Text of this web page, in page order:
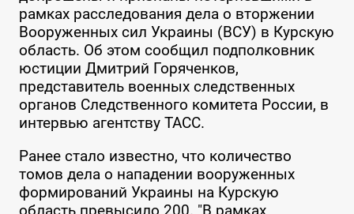
рамках расследования дела о вторжении
Вооруженных сил Украины (ВСУ) в Курскую
область. Об этом сообщил подполковник
юстиции Дмитрий Горяченков,
представитель военных следственных
органов Следственного комитета России, в
интервью агентству ТАСС.
Ранее стало известно, что количество
томов дела о нападении вооруженных
формирований Украины на Курскую